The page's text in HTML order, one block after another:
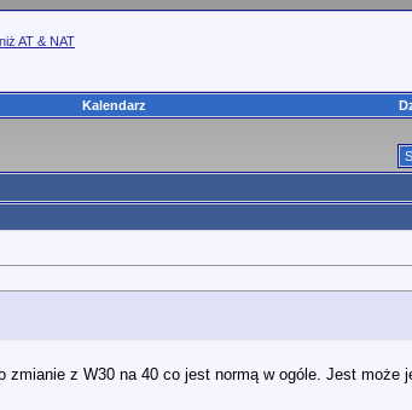
AT & NAT
Kalendarz
z W30 na 40 co jest normą w ogóle. Jest